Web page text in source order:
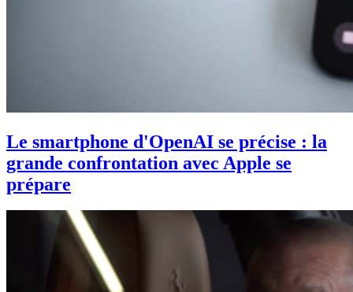
Le smartphone d'OpenAI se précise : la
grande confrontation avec Apple se
prépare